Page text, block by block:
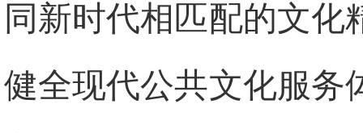
同新时代相匹配的文
健全现代公共文化服务